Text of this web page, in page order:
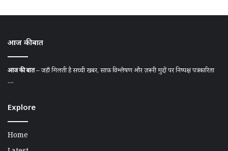
आज की बात
आज की बात– जहाँ मिलती है सच्ची खबर, साफ़ विश्लेषण और ज़रूरी मुद्दों पर निष्पक्ष पत्रकारिता
....
Explore
Home